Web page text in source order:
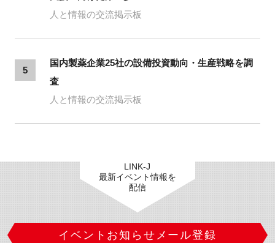
人と情報の交流掲示板
5
国内製薬企業25社の設備投資動向・生産戦略を調
査
人と情報の交流掲示板
LINK-J
最新イベント情報を
配信
イベントお知らせメール登録